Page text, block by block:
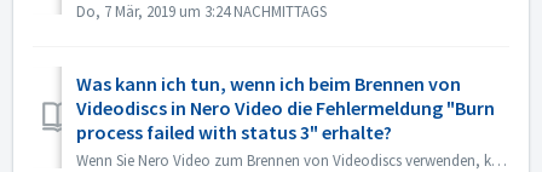
Do, 7 Mär, 2019 um 3:24 NACHMITTAGS
Was kann ich tun, wenn ich beim Brennen von
Videodiscs in Nero Video die Fehlermeldung "Burn
process failed with status 3" erhalte?
Wenn Sie Nero Video zum Brennen von Videodiscs verwenden, können Sie auf diesen Fehler stoßen. "Status 3" ist ein allgemeiner Status für den Bre...